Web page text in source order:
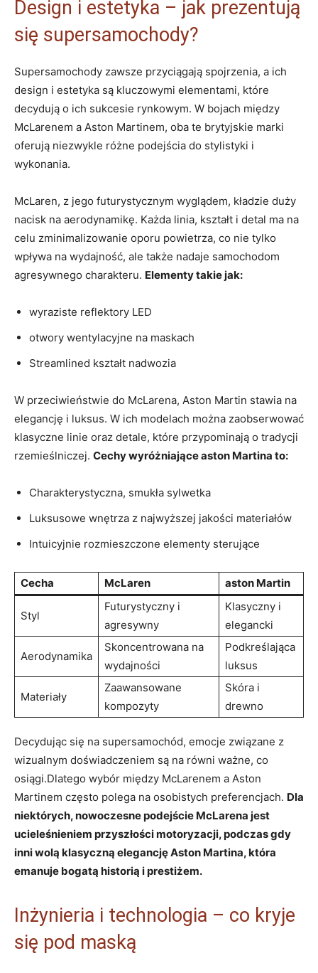
Design i estetyka – jak prezentują
się supersamochody?
Supersamochody zawsze przyciągają spojrzenia, a ich
design i estetyka są kluczowymi elementami, które
decydują o ich sukcesie rynkowym. W bojach między
McLarenem a Aston Martinem, oba te brytyjskie marki
oferują niezwykle różne podejścia do stylistyki i
wykonania.
McLaren, z jego futurystycznym wyglądem, kładzie duży
nacisk na aerodynamikę. Każda linia, kształt i detal ma na
celu zminimalizowanie oporu powietrza, co nie tylko
wpływa na wydajność, ale także nadaje samochodom
agresywnego charakteru. Elementy takie jak:
wyraziste reflektory LED
otwory wentylacyjne na maskach
Streamlined kształt nadwozia
W przeciwieństwie do McLarena, Aston Martin stawia na
elegancję i luksus. W ich modelach można zaobserwować
klasyczne linie oraz detale, które przypominają o tradycji
rzemieślniczej. Cechy wyróżniające aston Martina to:
Charakterystyczna, smukła sylwetka
Luksusowe wnętrza z najwyższej jakości materiałów
Intuicyjnie rozmieszczone elementy sterujące
Cecha McLaren aston Martin
Styl
Futurystyczny i
agresywny
Klasyczny i
elegancki
Aerodynamika
Skoncentrowana na
wydajności
Podkreślająca
luksus
Materiały
Zaawansowane
kompozyty
Skóra i
drewno
Decydując się na supersamochód, emocje związane z
wizualnym doświadczeniem są na równi ważne, co
osiągi.Dlatego wybór między McLarenem a Aston
Martinem często polega na osobistych preferencjach. Dla
niektórych, nowoczesne podejście McLarena jest
ucieleśnieniem przyszłości motoryzacji, podczas gdy
inni wolą klasyczną elegancję Aston Martina, która
emanuje bogatą historią i prestiżem.
Inżynieria i technologia – co kryje
się pod maską